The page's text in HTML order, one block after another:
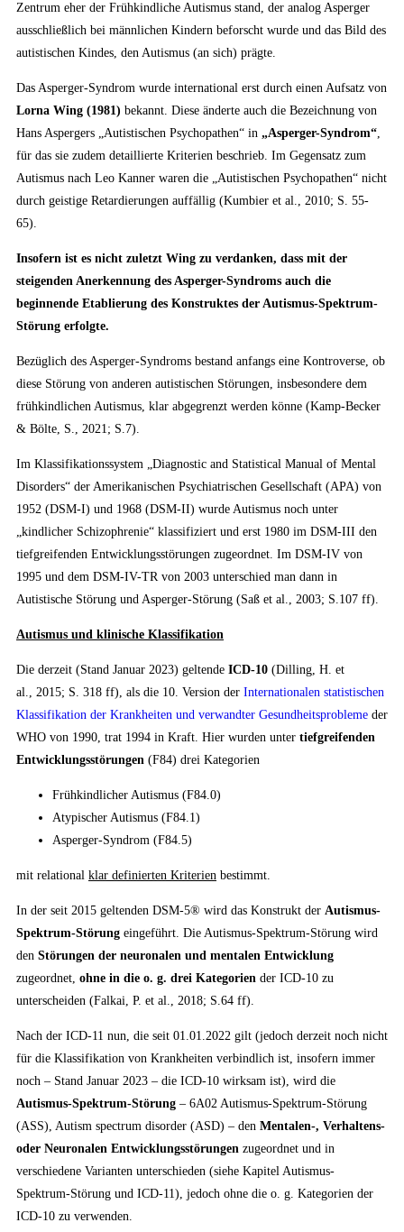
Zentrum eher der Frühkindliche Autismus stand, der analog Asperger
ausschließlich bei männlichen Kindern beforscht wurde und das Bild des
autistischen Kindes, den Autismus (an sich) prägte.
Das Asperger-Syndrom wurde international erst durch einen Aufsatz von
Lorna Wing (1981) bekannt. Diese änderte auch die Bezeichnung von
Hans Aspergers „Autistischen Psychopathen“ in „Asperger-Syndrom“,
für das sie zudem detaillierte Kriterien beschrieb. Im Gegensatz zum
Autismus nach Leo Kanner waren die „Autistischen Psychopathen“ nicht
durch geistige Retardierungen auffällig (Kumbier et al., 2010; S. 55-
65).
Insofern ist es nicht zuletzt Wing zu verdanken, dass mit der
steigenden Anerkennung des Asperger-Syndroms auch die
beginnende Etablierung des Konstruktes der Autismus-Spektrum-
Störung erfolgte.
Bezüglich des Asperger-Syndroms bestand anfangs eine Kontroverse, ob
diese Störung von anderen autistischen Störungen, insbesondere dem
frühkindlichen Autismus, klar abgegrenzt werden könne (Kamp-Becker
& Bölte, S., 2021; S.7).
Im Klassifikationssystem „Diagnostic and Statistical Manual of Mental
Disorders“ der Amerikanischen Psychiatrischen Gesellschaft (APA) von
1952 (DSM-I) und 1968 (DSM-II) wurde Autismus noch unter
„kindlicher Schizophrenie“ klassifiziert und erst 1980 im DSM-III den
tiefgreifenden Entwicklungsstörungen zugeordnet. Im DSM-IV von
1995 und dem DSM-IV-TR von 2003 unterschied man dann in
Autistische Störung und Asperger-Störung (Saß et al., 2003; S.107 ff).
Autismus und klinische Klassifikation
Die derzeit (Stand Januar 2023) geltende ICD-10 (Dilling, H. et
al., 2015; S. 318 ff), als die 10. Version der Internationalen statistischen
Klassifikation der Krankheiten und verwandter Gesundheitsprobleme der
WHO von 1990, trat 1994 in Kraft. Hier wurden unter tiefgreifenden
Entwicklungsstörungen (F84) drei Kategorien
Frühkindlicher Autismus (F84.0)
Atypischer Autismus (F84.1)
Asperger-Syndrom (F84.5)
mit relational klar definierten Kriterien bestimmt.
In der seit 2015 geltenden DSM-5® wird das Konstrukt der Autismus-
Spektrum-Störung eingeführt. Die Autismus-Spektrum-Störung wird
den Störungen der neuronalen und mentalen Entwicklung
zugeordnet, ohne in die o. g. drei Kategorien der ICD-10 zu
unterscheiden (Falkai, P. et al., 2018; S.64 ff).
Nach der ICD-11 nun, die seit 01.01.2022 gilt (jedoch derzeit noch nicht
für die Klassifikation von Krankheiten verbindlich ist, insofern immer
noch – Stand Januar 2023 – die ICD-10 wirksam ist), wird die
Autismus-Spektrum-Störung – 6A02 Autismus-Spektrum-Störung
(ASS), Autism spectrum disorder (ASD) – den Mentalen-, Verhaltens-
oder Neuronalen Entwicklungsstörungen zugeordnet und in
verschiedene Varianten unterschieden (siehe Kapitel Autismus-
Spektrum-Störung und ICD-11), jedoch ohne die o. g. Kategorien der
ICD-10 zu verwenden.